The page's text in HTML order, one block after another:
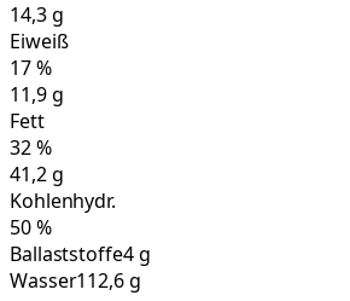
14,3g
Eiweiß
17%
11,9g
Fett
32%
41,2g
Kohlenhydr.
50%
Ballaststoffe4 g
Wasser112,6 g